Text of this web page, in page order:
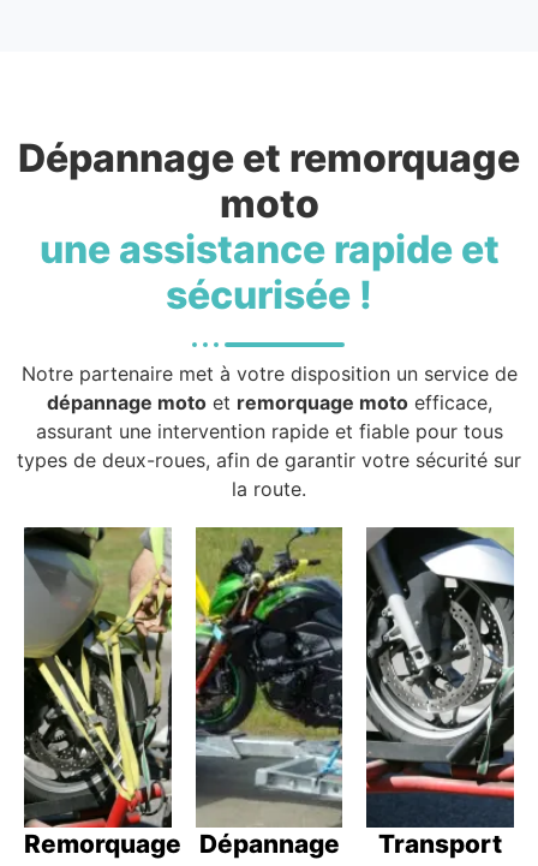
Dépannage et remorquage
moto
une assistance rapide et
sécurisée !
Notre partenaire met à votre disposition un service de
dépannage motoet remorquage motoefficace,
assurant une intervention rapide et fiable pour tous
types de deux-roues, afin de garantir votre sécurité sur
la route.
Remorquage
Dépannage
Transport